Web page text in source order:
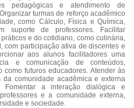
pedagógicas e atendimento de
turmas de reforço acadêmico
como Cálculo, Física e Química,
suporte de professores. Facilitar
e do cotidiano, como culinária,
com participação ativa de discentes e
aos alunos facilitadores uma
e comunicação de conteúdos,
como futuros educadores. Atender às
comunidade acadêmica e externa
a interação dialógica e
e a comunidade externa,
e sociedade.